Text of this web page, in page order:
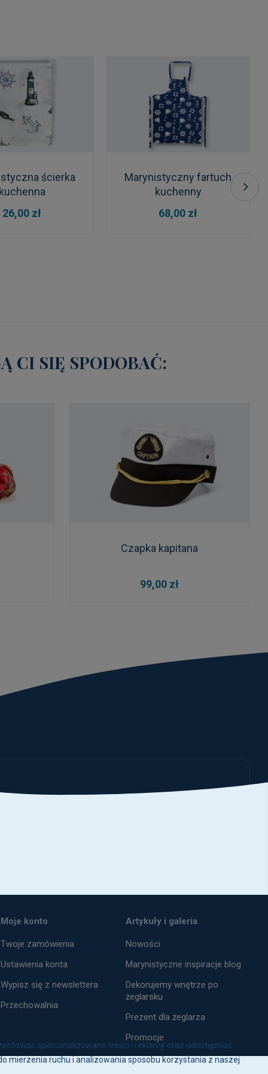
ścierka
kuchenna
26,00 zł
KOSZYKA
Marynistyczny fartuch
kuchenny
68,00 zł
DO KOSZYKA
CI SIĘ SPODOBAĆ:
Czapka kapitana
99,00 zł
DO KOSZYKA
Moje konto
Twoje zamówienia
Ustawienia konta
Wypisz się z newslettera
Przechowalnia
Artykuły i galeria
Nowości
Marynistyczne inspiracje blog
Dekorujemy wnętrze po
żeglarsku
Prezent dla żeglarza
Promocje
spersonalizowane treści i reklamy oraz udostępniać
mierzenia ruchu i analizowania sposobu korzystania z naszej